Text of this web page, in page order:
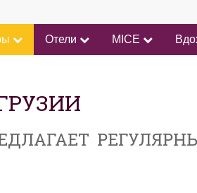
Отели MICE
ПРЕДЛАГАЕТ